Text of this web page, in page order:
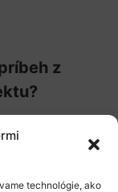
technológie, ako
z
a
a